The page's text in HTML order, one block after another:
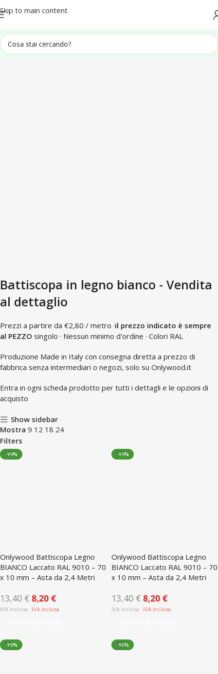
Skip to main content
Battiscopa in legno bianco - Vendita
al dettaglio
Prezzi a partire da €2,80 / metro ·il prezzo indicato è sempre
al PEZZO singolo · Nessun minimo d'ordine · Colori RAL
Produzione Made in Italy con consegna diretta a prezzo di
fabbrica senza intermediari o negozi, solo su Onlywood.it
Entra in ogni scheda prodotto per tutti i dettagli e le opzioni di
acquisto
Show sidebar
Mostra 9 12 18 24
Filters
-39%
Onlywood Battiscopa Legno
BIANCO Laccato RAL 9010 – 70
x 10 mm – Asta da 2,4 Metri
13,40 € 8,20 €
-39%
Onlywood Battiscopa Legno
BIANCO Laccato RAL 9010 – 70
x 10 mm – Asta da 2,4 Metri
13,40 € 8,20 €
-39% -38%